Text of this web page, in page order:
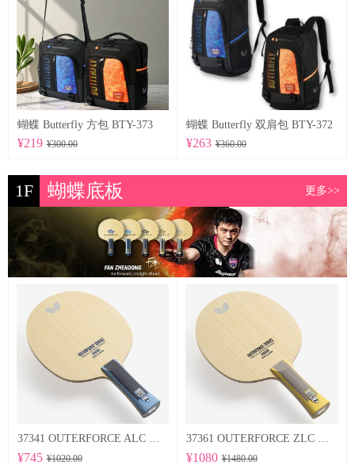
蝴蝶 Butterfly 方包 BTY-373
¥219 ¥300.00
蝴蝶 Butterfly 双肩包 BTY-372
¥263 ¥360.00
1F 蝴蝶底板 更多>>
¥745 ¥1020.00 ¥1080 ¥1480.00